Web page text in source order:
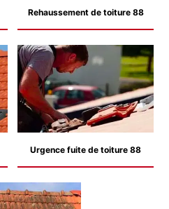
Rehaussement de toiture 88
Urgence fuite de toiture 88